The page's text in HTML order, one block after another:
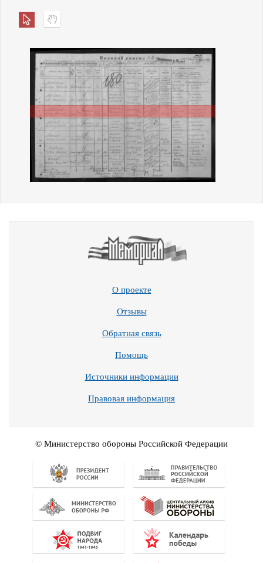
О проекте
Отзывы
Обратная связь
Помощь
Источники информации
Правовая информация
© Министерство обороны Российской Федерации